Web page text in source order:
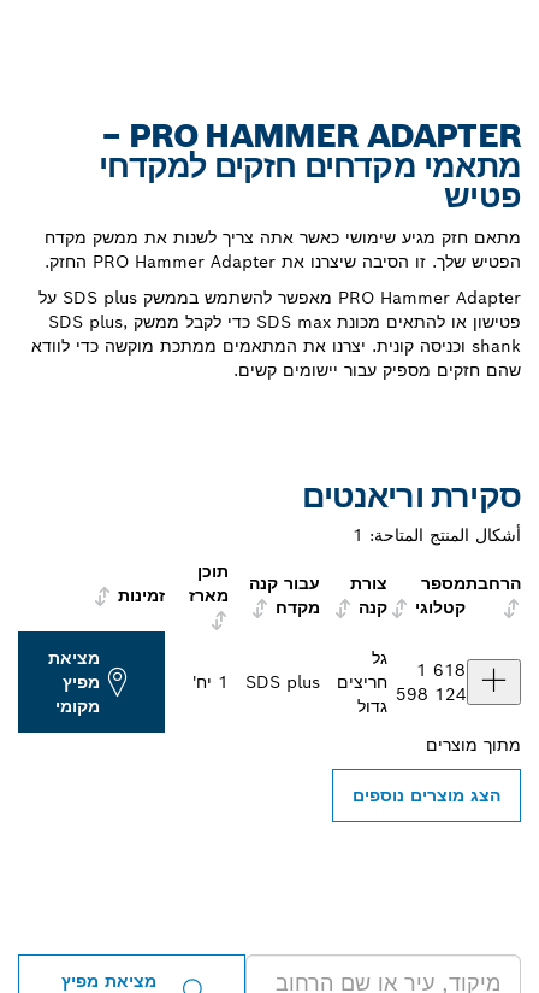
PRO HAMMER ADAPTER –
מתאמי מקדחים חזקים למקדחי
פטיש
מתאם חזק מגיע שימושי כאשר אתה צריך לשנות את ממשק מקדח
הפטיש שלך. זו הסיבה שיצרנו את PRO Hammer Adapter החזק.
PRO Hammer Adapter מאפשר להשתמש בממשק SDS plus על
פטישון או להתאים מכונת SDS max כדי לקבל ממשק SDS plus,
shank וכניסה קונית. יצרנו את המתאמים ממתכת מוקשה כדי לוודא
שהם חזקים מספיק עבור יישומים קשים.
סקירת וריאנטים
أشكال المنتج المتاحة: 1
הרחבתמספר
קטלוגי
צורת
קנה
עבור קנה
מקדח
תוכן
מארז
זמינות
1 618
598 124
גל
חריצים
גדול
SDS plus 1 יח'
מציאת
מפיץ
מקומי
מתוך מוצרים
הצג מוצרים נוספים
מציאת מפיץ